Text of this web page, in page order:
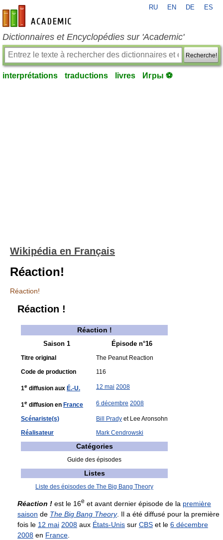
fr-academic.com
RU EN DE ES
Dictionnaires et Encyclopédies sur 'Academic'
Recherche!
interprétations traductions livres Игры ⚽
Wikipédia en Français
Réaction!
Réaction!
Réaction !
Réaction !
Saison 1
Épisode n°16
Titre original
The Peanut Reaction
Code de production
116
1e diffusion aux É.-U. 12 mai 2008
1e diffusion en France 6 décembre 2008
Scénariste(s) Bill Prady et Lee Aronsohn
Réalisateur
Mark Cendrowski
Catégories
Guide des épisodes
Listes
Liste des épisodes de The Big Bang Theory
Réaction ! est le 16e et avant dernier épisode de la première
saison de The Big Bang Theory. Il a été diffusé pour la première
fois le 12 mai 2008 aux États-Unis sur CBS et le 6 décembre
2008 en France